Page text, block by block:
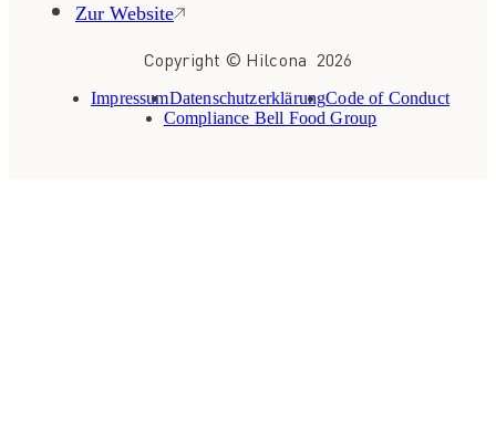
Zur Website
Copyright © Hilcona 2026
ImpressumDatenschutzerklärungCode of Conduct
Compliance Bell Food Group